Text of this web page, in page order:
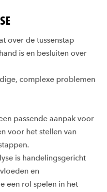
over de tussenstap
is en besluiten over
complexe problemen
passende aanpak voor
voor het stellen van
is handelingsgericht
en
een rol spelen in het